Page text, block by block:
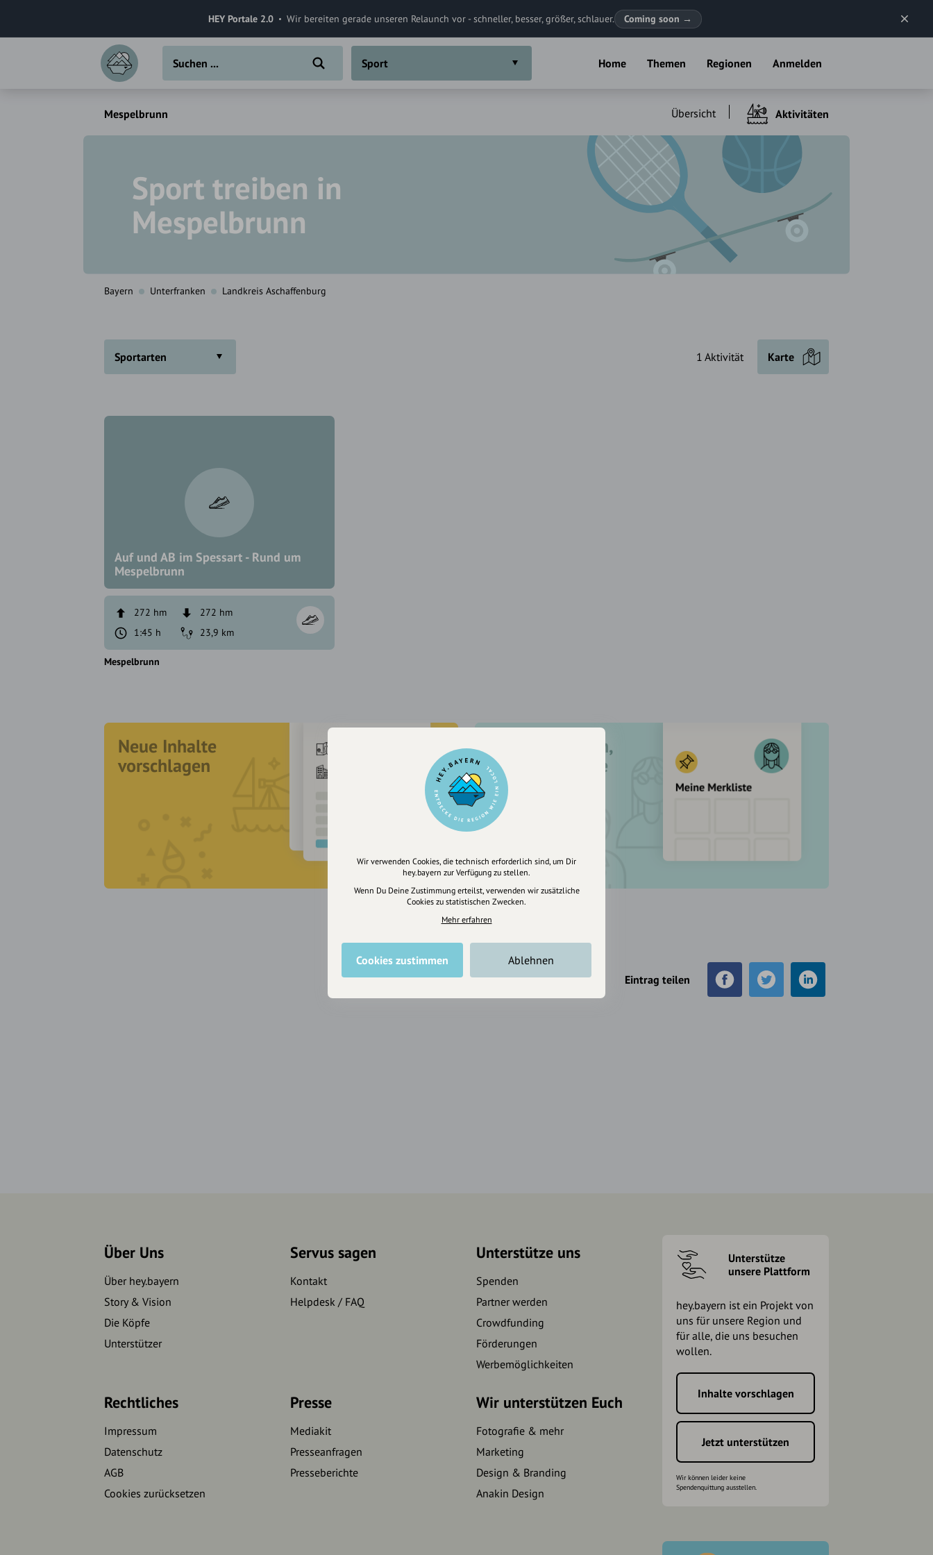
HEY Portale 2.0 Wir bereiten gerade unseren Relaunch vor - schneller, besser, größer, schlauer. Coming soon →
Home Themen Regionen Anmelden
Sport
Mespelbrunn Übersicht Aktivitäten
Sport treiben in
Mespelbrunn
Bayern Unterfranken Landkreis Aschaffenburg
Sportarten 1 Aktivität Karte
Auf und AB im Spessart - Rund um
Mespelbrunn
272 hm
272 hm
1:45 h
23,9 km
Mespelbrunn
Neue Inhalte
vorschlagen
Registriere dich,
um dir Einträge
zu merken
Eintrag teilen
Über Uns
Über hey.bayern
Story & Vision
Die Köpfe
Unterstützer
Servus sagen
Kontakt
Helpdesk / FAQ
Unterstütze uns
Spenden
Partner werden
Crowdfunding
Förderungen
Werbemöglichkeiten
Rechtliches
Impressum
Datenschutz
AGB
Cookies zurücksetzen
Presse
Mediakit
Presseanfragen
Presseberichte
Wir unterstützen Euch
Fotografie & mehr
Marketing
Design & Branding
Anakin Design
Unterstütze
unsere Plattform
hey.bayern ist ein Projekt von
uns für unsere Region und
für alle, die uns besuchen
wollen.
Inhalte vorschlagen
Jetzt unterstützen
Wir können leider keine
Spendenquittung ausstellen.
Wir verwenden Cookies, die technisch erforderlich sind, um Dir
hey.bayern zur Verfügung zu stellen.
Wenn Du Deine Zustimmung erteilst, verwenden wir zusätzliche
Cookies zu statistischen Zwecken.
Mehr erfahren
Cookies zustimmen Ablehnen